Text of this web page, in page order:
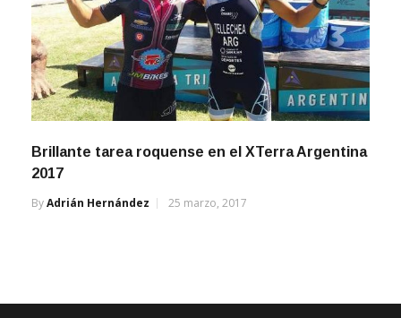
Brillante tarea roquense en el XTerra Argentina
2017
ByAdrián Hernández 25 marzo, 2017